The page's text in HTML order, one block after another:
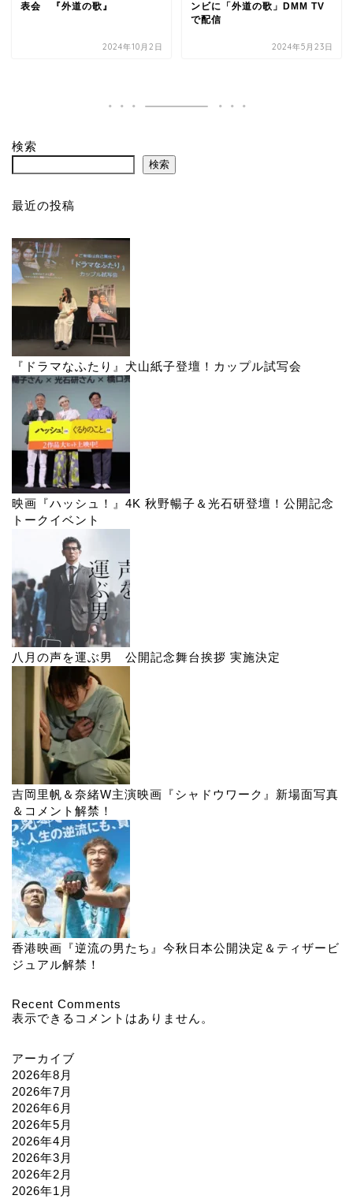
表会 『外道の歌』
2024年10月2日
ンビに「外道の歌」DMM TV
で配信
2024年5月23日
検索
検索
最近の投稿
『ドラマなふたり』犬山紙子登壇！カップル試写会
映画『ハッシュ！』4K 秋野暢子＆光石研登壇！公開記念
トークイベント
八月の声を運ぶ男 公開記念舞台挨拶 実施決定
吉岡里帆＆奈緒W主演映画『シャドウワーク』新場面写真
＆コメント解禁！
香港映画『逆流の男たち』今秋日本公開決定＆ティザービ
ジュアル解禁！
Recent Comments
表示できるコメントはありません。
アーカイブ
2026年8月
2026年7月
2026年6月
2026年5月
2026年4月
2026年3月
2026年2月
2026年1月